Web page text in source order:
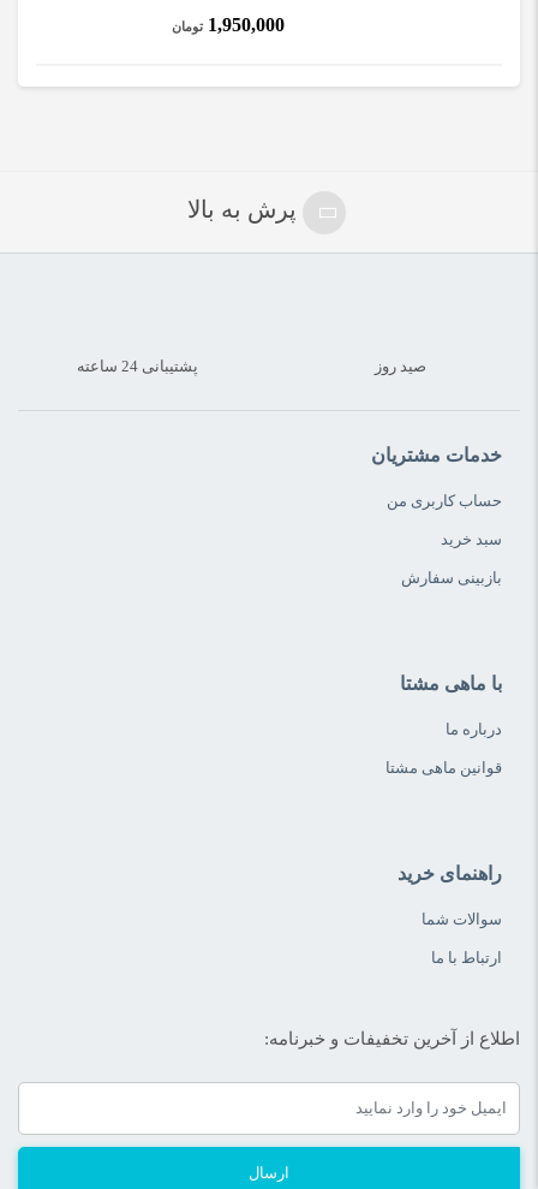
1,950,000 تومان
پرش به بالا
صید روز پشتیبانی 24 ساعته
خدمات مشتریان
حساب کاربری من
سبد خرید
بازبینی سفارش
با ماهی مشتا
درباره ما
قوانین ماهی مشتا
راهنمای خرید
سوالات شما
ارتباط با ما
اطلاع از آخرین تخفیفات و خبرنامه:
ارسال